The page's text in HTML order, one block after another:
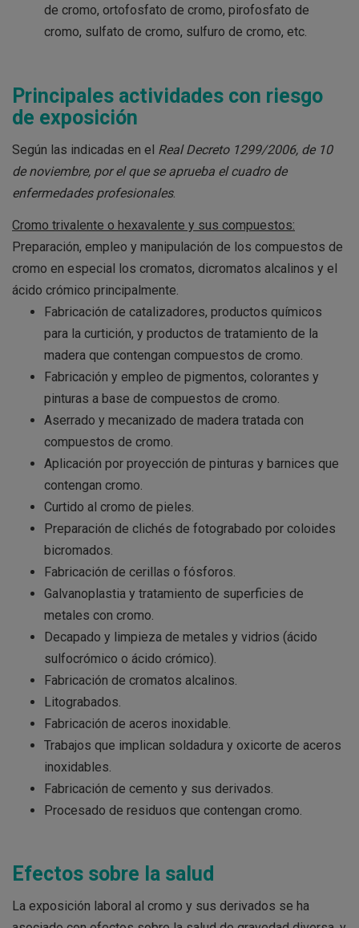
de cromo, ortofosfato de cromo, pirofosfato de
cromo, sulfato de cromo, sulfuro de cromo, etc.
Principales actividades con riesgo
de exposición
Según las indicadas en el Real Decreto 1299/2006, de 10
de noviembre, por el que se aprueba el cuadro de
enfermedades profesionales.
Cromo trivalente o hexavalente y sus compuestos:
Preparación, empleo y manipulación de los compuestos de
cromo en especial los cromatos, dicromatos alcalinos y el
ácido crómico principalmente.
Fabricación de catalizadores, productos químicos
para la curtición, y productos de tratamiento de la
madera que contengan compuestos de cromo.
Fabricación y empleo de pigmentos, colorantes y
pinturas a base de compuestos de cromo.
Aserrado y mecanizado de madera tratada con
compuestos de cromo.
Aplicación por proyección de pinturas y barnices que
contengan cromo.
Curtido al cromo de pieles.
Preparación de clichés de fotograbado por coloides
bicromados.
Fabricación de cerillas o fósforos.
Galvanoplastia y tratamiento de superficies de
metales con cromo.
Decapado y limpieza de metales y vidrios (ácido
sulfocrómico o ácido crómico).
Fabricación de cromatos alcalinos.
Litograbados.
Fabricación de aceros inoxidable.
Trabajos que implican soldadura y oxicorte de aceros
inoxidables.
Fabricación de cemento y sus derivados.
Procesado de residuos que contengan cromo.
Efectos sobre la salud
La exposición laboral al cromo y sus derivados se ha